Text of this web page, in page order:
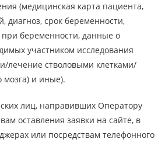
(медицинская карта пациента,
диагноз, срок беременности,
при беременности, данные о
участником исследования
лечение стволовыми клетками/
мозга) и иные).
лиц, направивших Оператору
оставления заявки на сайте, в
или посредствам телефонного